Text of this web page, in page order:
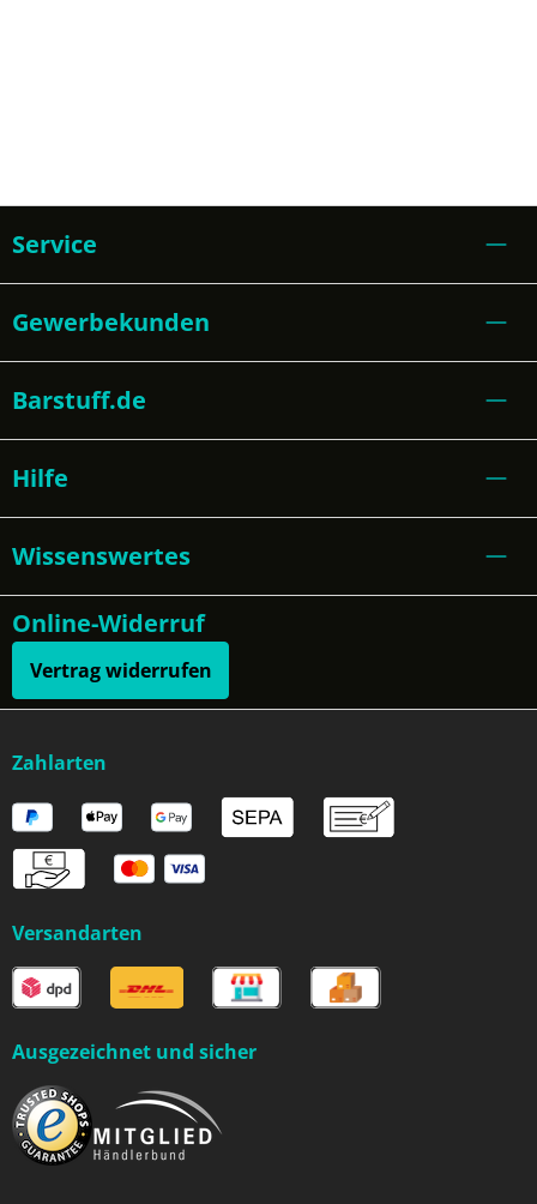
Service
Gewerbekunden
Barstuff.de
Hilfe
Wissenswertes
Online-Widerruf
Vertrag widerrufen
Zahlarten
Versandarten
Ausgezeichnet und sicher